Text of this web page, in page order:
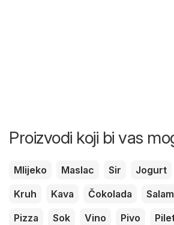
Proizvodi koji bi vas
Mlijeko Maslac Sir Jogurt
Kruh
Kava Čokolada
Pizza
Sok Vino Pivo